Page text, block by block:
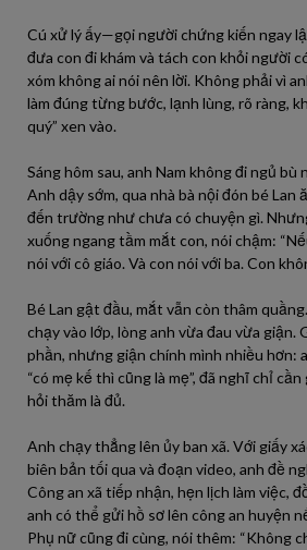
Cú xử lý ấy—gọi người chứng kiến ngay
đưa con đi khám và tách con khỏi người
xóm không ai nói nên lời. Không phải vì
làm đúng từng bước, lạnh lùng, rõ ràng,
quý” xen vào.
Sáng hôm sau, anh Nam không đi ngủ bù
Anh dậy sớm, qua nhà bà nội đón bé Lan
đến trường như chưa có chuyện gì.
xuống ngang tầm mắt con, nói chậm:
nói với cô giáo. Và con nói với ba. Con
Bé Lan gật đầu, mắt vẫn còn thâm
chạy vào lớp, lòng anh vừa đau vừa giận.
phần, nhưng giận chính mình nhiều hơn:
“có mẹ kế thì cũng là mẹ”, đã nghĩ chỉ
hỏi thăm là đủ.
Anh chạy thẳng lên ủy ban xã. Với giấy
biên bản tối qua và đoạn video, anh đề
Công an xã tiếp nhận, hẹn lịch làm việc,
anh có thể gửi hồ sơ lên công an huyện
Phụ nữ cũng đi cùng, nói thêm: “Không